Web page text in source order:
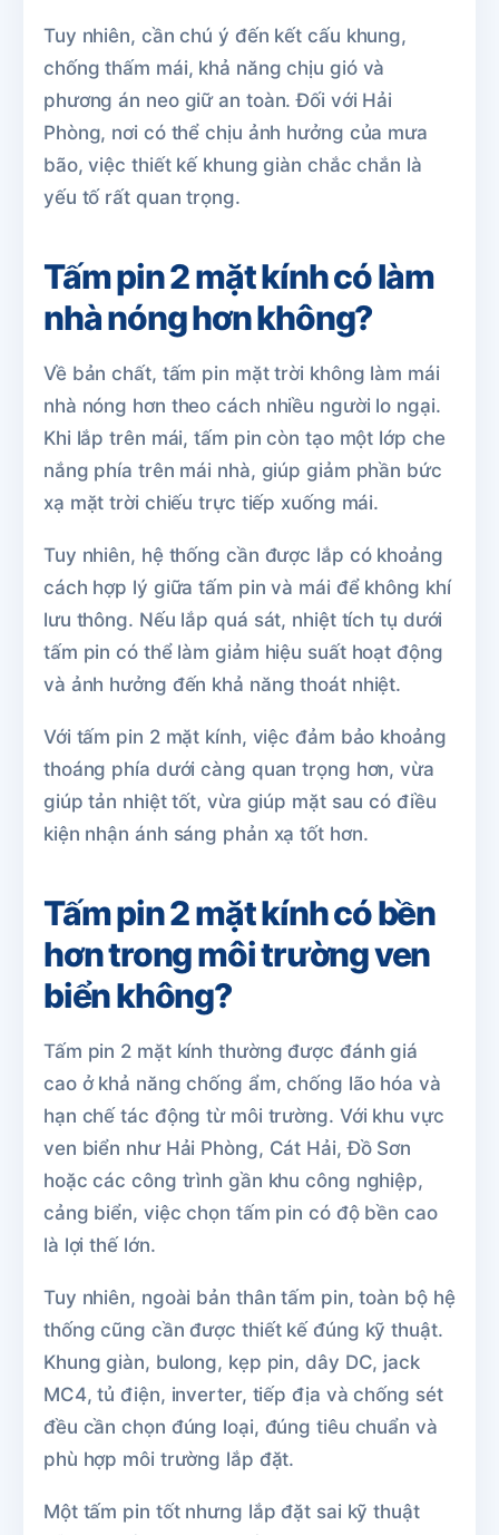
Tuy nhiên, cần chú ý đến kết cấu khung,
chống thấm mái, khả năng chịu gió và
phương án neo giữ an toàn. Đối với Hải
Phòng, nơi có thể chịu ảnh hưởng của mưa
bão, việc thiết kế khung giàn chắc chắn là
yếu tố rất quan trọng.
Tấm pin 2 mặt kính có làm
nhà nóng hơn không?
Về bản chất, tấm pin mặt trời không làm mái
nhà nóng hơn theo cách nhiều người lo ngại.
Khi lắp trên mái, tấm pin còn tạo một lớp che
nắng phía trên mái nhà, giúp giảm phần bức
xạ mặt trời chiếu trực tiếp xuống mái.
Tuy nhiên, hệ thống cần được lắp có khoảng
cách hợp lý giữa tấm pin và mái để không khí
lưu thông. Nếu lắp quá sát, nhiệt tích tụ dưới
tấm pin có thể làm giảm hiệu suất hoạt động
và ảnh hưởng đến khả năng thoát nhiệt.
Với tấm pin 2 mặt kính, việc đảm bảo khoảng
thoáng phía dưới càng quan trọng hơn, vừa
giúp tản nhiệt tốt, vừa giúp mặt sau có điều
kiện nhận ánh sáng phản xạ tốt hơn.
Tấm pin 2 mặt kính có bền
hơn trong môi trường ven
biển không?
Tấm pin 2 mặt kính thường được đánh giá
cao ở khả năng chống ẩm, chống lão hóa và
hạn chế tác động từ môi trường. Với khu vực
ven biển như Hải Phòng, Cát Hải, Đồ Sơn
hoặc các công trình gần khu công nghiệp,
cảng biển, việc chọn tấm pin có độ bền cao
là lợi thế lớn.
Tuy nhiên, ngoài bản thân tấm pin, toàn bộ hệ
thống cũng cần được thiết kế đúng kỹ thuật.
Khung giàn, bulong, kẹp pin, dây DC, jack
MC4, tủ điện, inverter, tiếp địa và chống sét
đều cần chọn đúng loại, đúng tiêu chuẩn và
phù hợp môi trường lắp đặt.
Một tấm pin tốt nhưng lắp đặt sai kỹ thuật